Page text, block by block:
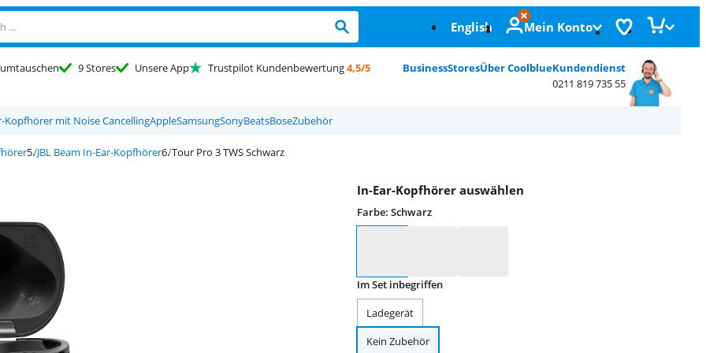
English Mein Konto
umtauschen 9 Stores Unsere App Trustpilot Kundenbewertung4,5/5 BusinessStoresÜber CoolblueKundendienst
0211 819 735 55
Kopfhörer mit Noise CancellingAppleSamsungSonyBeatsBoseZubehör
JBL Beam In-Ear-Kopfhörer Tour Pro 3 TWS Schwarz
In-Ear-Kopfhörer auswählen
Farbe:Schwarz
Im Set inbegriffen
Ladegerät
Kein Zubehör